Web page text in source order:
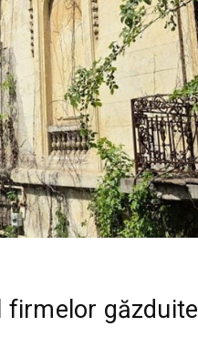
firmelor găzduite